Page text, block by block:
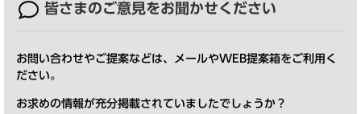
皆さまのご意見をお聞かせください
お問い合わせやご提案などは、メールやWEB提案箱をご利用く
ださい。
お求めの情報が充分掲載されていましたでしょうか？